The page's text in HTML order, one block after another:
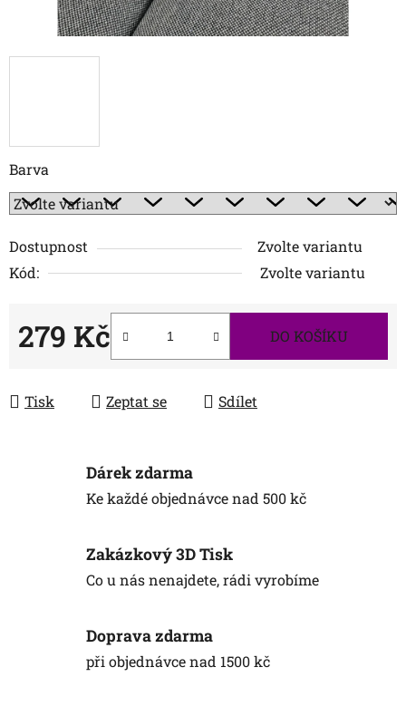
Barva
Dostupnost
Zvolte variantu
Kód:
Zvolte variantu
279 Kč DO KOŠÍKU
Tisk Zeptat se Sdílet
Dárek zdarma
Ke každé objednávce nad 500 kč
Zakázkový 3D Tisk
Co u nás nenajdete, rádi vyrobíme
Doprava zdarma
při objednávce nad 1500 kč